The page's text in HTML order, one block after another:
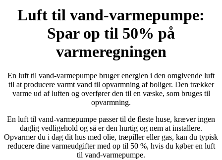
Luft til vand-varmepumpe:
Spar op til 50% på
varmeregningen
En luft til vand-varmepumpe bruger energien i den omgivende luft
til at producere varmt vand til opvarmning af boliger. Den trækker
varme ud af luften og overfører den til en væske, som bruges til
opvarmning.
En luft til vand-varmepumpe passer til de fleste huse, kræver ingen
daglig vedligehold og så er den hurtig og nem at installere.
Opvarmer du i dag dit hus med olie, træpiller eller gas, kan du typisk
reducere dine varmeudgifter med op til 50 %, hvis du køber en luft
til vand-varmepumpe.